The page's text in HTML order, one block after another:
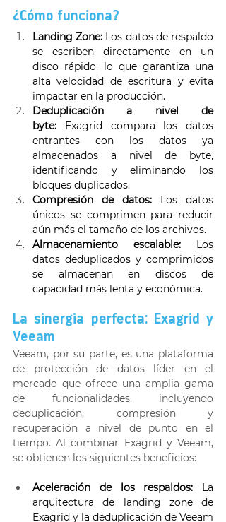
¿Cómo funciona?
Landing Zone: Los datos de respaldo
se escriben directamente en un
disco rápido, lo que garantiza una
alta velocidad de escritura y evita
impactar en la producción.
Deduplicación a nivel de
byte: Exagrid compara los datos
entrantes con los datos ya
almacenados a nivel de byte,
identificando y eliminando los
bloques duplicados.
Compresión de datos: Los datos
únicos se comprimen para reducir
aún más el tamaño de los archivos.
Almacenamiento escalable: Los
datos deduplicados y comprimidos
se almacenan en discos de
capacidad más lenta y económica.
La sinergia perfecta: Exagrid y
Veeam
Veeam, por su parte, es una plataforma
de protección de datos líder en el
mercado que ofrece una amplia gama
de funcionalidades, incluyendo
deduplicación, compresión y
recuperación a nivel de punto en el
tiempo. Al combinar Exagrid y Veeam,
se obtienen los siguientes beneficios:
Aceleración de los respaldos: La
arquitectura de landing zone de
Exagrid y la deduplicación de Veeam